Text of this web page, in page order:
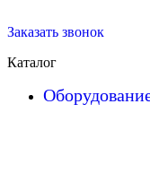
Заказать звонок
Каталог